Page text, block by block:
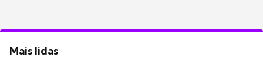
Mais lidas